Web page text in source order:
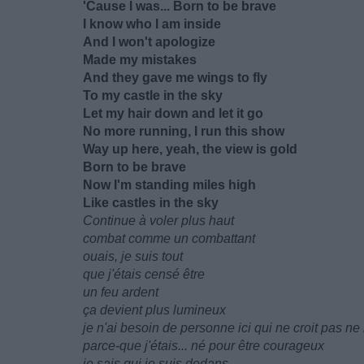
'Cause I was... Born to be brave
I know who I am inside
And I won't apologize
Made my mistakes
And they gave me wings to fly
To my castle in the sky
Let my hair down and let it go
No more running, I run this show
Way up here, yeah, the view is gold
Born to be brave
Now I'm standing miles high
Like castles in the sky
Continue à voler plus haut
combat comme un combattant
ouais, je suis tout
que j'étais censé être
un feu ardent
ça devient plus lumineux
je n'ai besoin de personne ici qui ne croit pas ne
parce-que j'étais... né pour être courageux